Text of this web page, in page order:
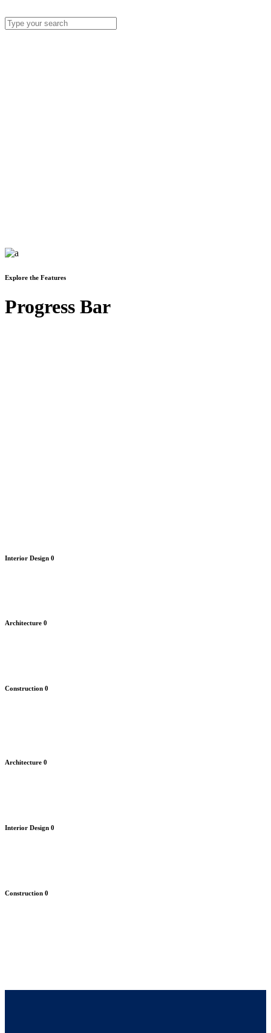
Explore the Features
Progress Bar
Interior Design 0
Architecture 0
Construction 0
Architecture 0
Interior Design 0
Construction 0